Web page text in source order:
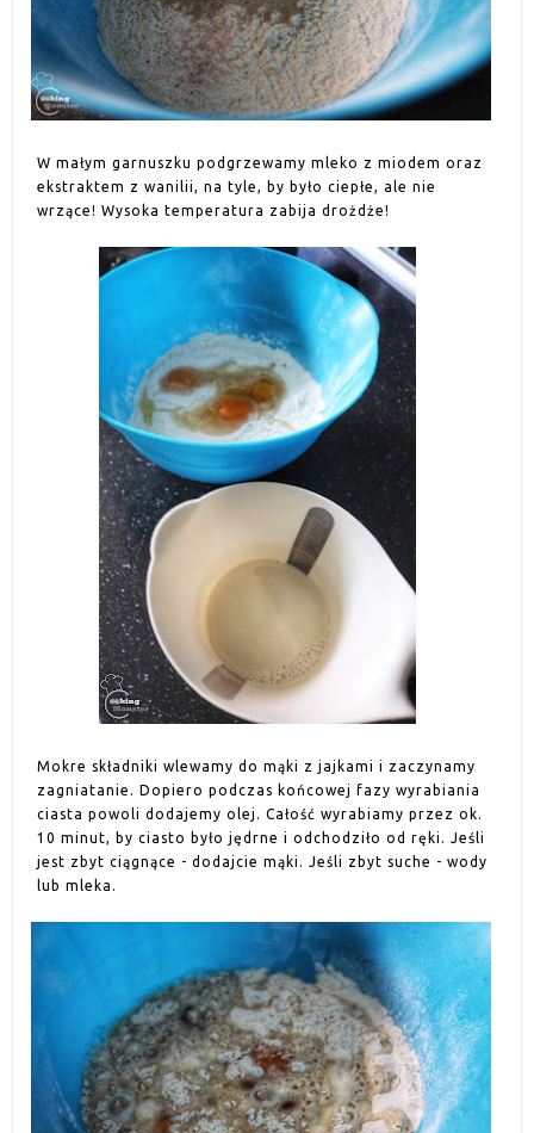
W małym garnuszku podgrzewamy mleko z miodem oraz
ekstraktem z wanilii, na tyle, by było ciepłe, ale nie
wrzące! Wysoka temperatura zabija drożdże!
Mokre składniki wlewamy do mąki z jajkami i zaczynamy
zagniatanie. Dopiero podczas końcowej fazy wyrabiania
ciasta powoli dodajemy olej. Całość wyrabiamy przez ok.
10 minut, by ciasto było jędrne i odchodziło od ręki. Jeśli
jest zbyt ciągnące - dodajcie mąki. Jeśli zbyt suche - wody
lub mleka.